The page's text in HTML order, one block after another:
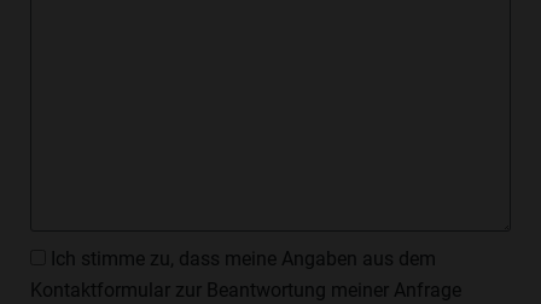
Datenschutzzustimmung
Ich stimme zu, dass meine Angaben aus dem
Kontaktformular zur Beantwortung meiner Anfrage